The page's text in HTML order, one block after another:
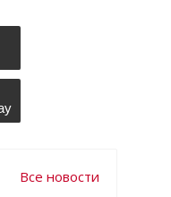
Все новости